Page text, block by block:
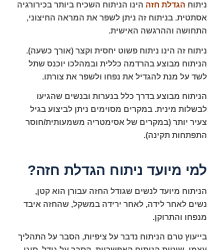
ניתוח הגדלת חזה הינו הניתוח השכיח ביותר בכירורגיה
אסתטית. בניתוח זה ניתן לשפר את המראה החיצוני,
התחושה וההרגשה האישית.
ניתוח זה הינו ניתוח פשוט יחסית וקצר (אורך כשעה).
הניתוח מבוצע בהרדמה כללית ובמהלכו יוכנס שתל
לשד על מנת להגדיל את נפחו ולשפר את צורתו.
הניתוח מבוצע בדרך כלל בנערות ובנשים שהגיעו
לבשלות מינית. במקרים מסוימים ניתן לביצוע בגיל
צעיר יותר (במקרים של אסימטריה משמעותית/חוסר
התפתחות תקינה).
למי מיועד ניתוח הגדלת חזה?
הניתוח מיועד לנשים שגודל החזה עבורן הוא קטן,
נשים לאחר לידה, לאחר ירידה במשקל, שהחזה איבד
מנפחו והתרוקן.
בייעוץ טרם הניתוח נדבר על ציפיות, הסבר על התהליך